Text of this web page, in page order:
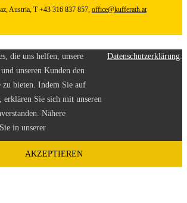
Austria, T +43 316 837 857, office@kufferath.at
die uns helfen, unsere
unseren Kunden den
zu bieten. Indem Sie auf
erklären Sie sich mit unseren
Nähere
in unserer
Datenschutzerklärung
AKZEPTIEREN